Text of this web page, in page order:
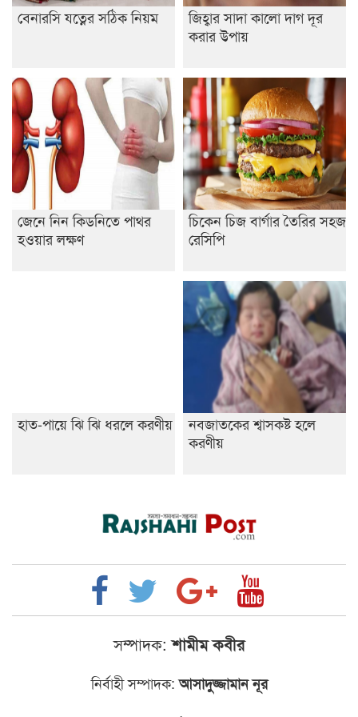
বেনারসি যত্নের সঠিক নিয়ম
জিহ্বার সাদা কালো দাগ দূর
করার উপায়
জেনে নিন কিডনিতে পাথর
হওয়ার লক্ষণ
চিকেন চিজ বার্গার তৈরির সহজ
রেসিপি
হাত-পায়ে ঝি ঝি ধরলে করণীয়
নবজাতকের শ্বাসকষ্ট হলে
করণীয়
সম্পাদক: শামীম কবীর
নির্বাহী সম্পাদক:আসাদুজ্জামান নূর